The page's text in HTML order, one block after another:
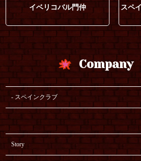
イベリコバル門仲
スペ
Company
スペインクラブ
Story